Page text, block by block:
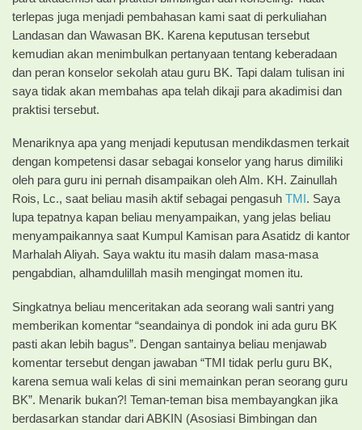
terlepas juga menjadi pembahasan kami saat di perkuliahan
Landasan dan Wawasan BK. Karena keputusan tersebut
kemudian akan menimbulkan pertanyaan tentang keberadaan
dan peran konselor sekolah atau guru BK. Tapi dalam tulisan ini
saya tidak akan membahas apa telah dikaji para akadimisi dan
praktisi tersebut.
Menariknya apa yang menjadi keputusan mendikdasmen terkait
dengan kompetensi dasar sebagai konselor yang harus dimiliki
oleh para guru ini pernah disampaikan oleh Alm. KH. Zainullah
Rois, Lc., saat beliau masih aktif sebagai pengasuh TMI . Saya
lupa tepatnya kapan beliau menyampaikan, yang jelas beliau
menyampaikannya saat Kumpul Kamisan para Asatidz di kantor
Marhalah Aliyah. Saya waktu itu masih dalam masa-masa
pengabdian, alhamdulillah masih mengingat momen itu.
Singkatnya beliau menceritakan ada seorang wali santri yang
memberikan komentar “seandainya di pondok ini ada guru BK
pasti akan lebih bagus”. Dengan santainya beliau menjawab
komentar tersebut dengan jawaban “TMI tidak perlu guru BK,
karena semua wali kelas di sini memainkan peran seorang guru
BK”. Menarik bukan?! Teman-teman bisa membayangkan jika
berdasarkan standar dari ABKIN (Asosiasi Bimbingan dan